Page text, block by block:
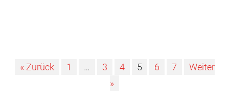
« Zurück 1 … 3 4 5 6 7
Weiter
»